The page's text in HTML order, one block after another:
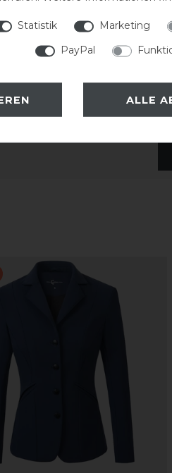
moderne Performance
für den Einsatz unter dem
Statistik Marketing
PayPal
ALLE